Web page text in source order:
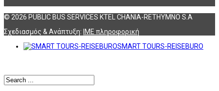
© 2026 PUBLIC BUS SERVICES KTEL CHANIA-RETHYMNO S.A
Σχεδιασμός & Ανάπτυξη: ΙΜΕ πληροφορική
SMART TOURS-REISEBURO